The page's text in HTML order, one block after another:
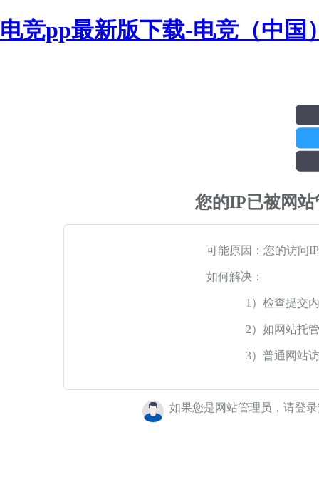
电竞pp最新版下载-电竞（中国
您的IP已被网
可能原因：您的访问
如何解决：
1）检查提交
2）如网站托
3）普通网站
如果您是网站管理员，请登